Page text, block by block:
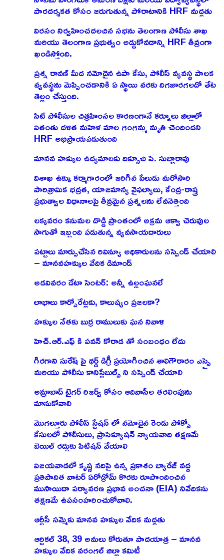
పారదర్శకత కోసం జరుగుతున్న పోరాటానికి HRF మద్దతు
విరసం నిర్వహించదలచిన సభను తెలంగాణ పోలీసు శాఖ
మరియు తెలంగాణ ప్రభుత్వం అడ్డుకోవడాన్ని HRF తీవ్రంగా
ఖండిస్తోంది.
ప్రశ్న రావణ్ మీద నమోదైన ఉపా కేసు, పోలీస్ వ్యవస్థ పాలక
వ్యవస్థను మెప్పించడానికి ఏ స్థాయి వరకు దిగజారగలదో తేట
తెల్లం చేస్తుంది.
సిట్ పోలీసుల చిత్రహింసల కారణంగానే కర్నూలు జిల్లాలో
వితంతు దళిత మహిళ మాల గంగమ్మ మృతి చెందిందని
HRF అభిప్రాయపడుతుంది
మానవ హక్కుల ఉద్యమాలకు దిక్సూచి పి. సుబ్బారావు
విశాఖ ఉక్కు కర్మాగారంలో జరిగిన పేలుడు మరోసారి
పారిశ్రామిక భద్రత, యాజమాన్య వైఫల్యాలు, కేంద్ర-రాష్త్ర
ప్రభుత్వాల విధానాలపై తీవ్రమైన ప్రశ్నలను లేవనెత్తింది
లక్కవరం కనుమల దొడ్డి ప్రాంతంలో అక్రమ ఆక్వా చెరువుల
సాగుతో ఇబ్బంది పడుతున్న వ్యవసాయదారులు
పట్టాలు మార్పుచేసిన రివిన్యూ అధికారులను సస్పెండ్ చేయాలి
– మానవహక్కుల వేదిక డిమాండ్
అడవివరం డేటా సెంటర్: అన్నీ ఉల్లంఘనలే
లాభాలు కార్పోరేట్లకు, కాలుష్యం ప్రజలకా?
హక్కుల నేతకు బుర్ర రాములుకు ఘన నివాళి
హెచ్.ఆర్.ఎఫ్ కి పవన్ కోరాడ తో సంబంధం లేదు
గిరగాని సురేష్ పై థర్డ్ డిగ్రీ ప్రయోగించిన శాలిగౌరారం ఎస్సై
మరియు పోలీసు కానిస్టేబుల్స్ ని సస్పెండ్ చేయాలి
అమ్రాబాద్ టైగర్ రిజర్వ్ కోసం ఆదివాసీల తరలింపును
మానుకోవాలి
మొగల్తూరు పోలీస్ స్టేషన్ లో నమోదైన రెండు పోక్సో
కేసులలో పోలీసులు, ప్రాసిక్యూషన్ న్యాయవాది తక్షణమే
బెయిల్ రద్దుకు పిటిషన్ వేయాలి
విజయవాడలో కృష్ణ నదిపై ఉన్న ప్రకాశం బ్యారేజ్ వద్ద
ప్రతిపాదిత వాటర్ ఏరోడ్రోమ్ కొరకు రూపొందించిన
ముసాయిదా పర్యావరణ ప్రభావ అంచనా (EIA) నివేదికను
తక్షణమే ఉపసంహరించుకోవాలి.
ఆర్టీసీ సమ్మెకు మానవ హక్కుల వేదిక మద్దతు
ఆర్టికల్ 38, 39 అమలు కోరుతూ పాదయాత్ర – మానవ
హక్కుల వేదిక వరంగల్ జిల్లా కమిటీ